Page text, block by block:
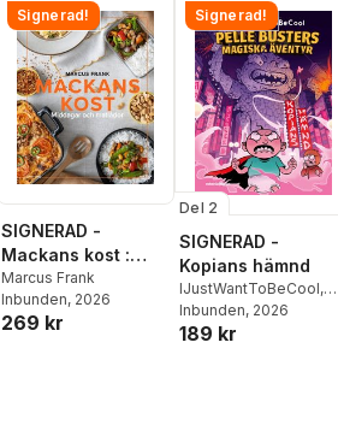
Signerad!
SIGNERAD -
Mackans kost :
Middagar och
matlådor
Marcus Frank
Inbunden, 2026
269 kr
Signerad!
Del 2
SIGNERAD -
Kopians hämnd
IJustWantToBeCool,
Joel Adolphson
Ejdemo Beer
Inbunden, 2026
189 kr